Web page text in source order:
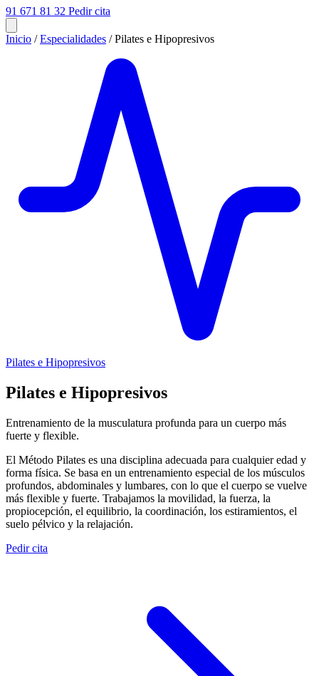
91 671 81 32 Pedir cita
Inicio / Especialidades / Pilates e Hipopresivos
Pilates e Hipopresivos
Pilates e Hipopresivos
Entrenamiento de la musculatura profunda para un cuerpo más
fuerte y flexible.
El Método Pilates es una disciplina adecuada para cualquier edad y
forma física. Se basa en un entrenamiento especial de los músculos
profundos, abdominales y lumbares, con lo que el cuerpo se vuelve
más flexible y fuerte. Trabajamos la movilidad, la fuerza, la
propiocepción, el equilibrio, la coordinación, los estiramientos, el
suelo pélvico y la relajación.
Pedir cita